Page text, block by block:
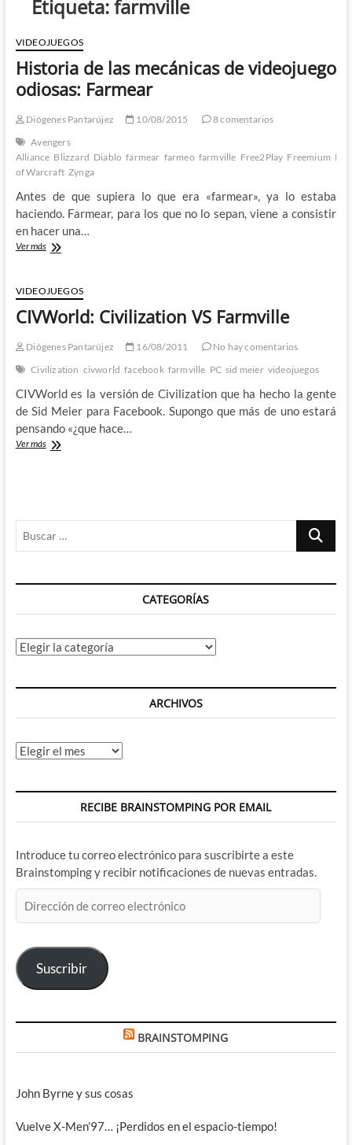
Etiqueta:farmville
VIDEOJUEGOS
Historia de las mecánicas de videojuego
odiosas: Farmear
Diógenes Pantarújez 10/08/2015
8 comentarios
Avengers
Alliance Blizzard Diablo farmear farmeo farmville Free2Play Freemium
of Warcraft Zynga
Antes de que supiera lo que era «farmear», ya lo estaba
haciendo. Farmear, para los que no lo sepan, viene a consistir
en hacer una…
Ver másHistoria
mecánicas
de
videojuego
Farmear
VIDEOJUEGOS
CIVWorld: Civilization VS Farmville
Diógenes Pantarújez 16/08/2011
No hay comentarios
Civilization civworld facebook farmville PC sid meier videojuegos
CIVWorld es la versión de Civilization que ha hecho la gente
de Sid Meier para Facebook. Supongo que más de uno estará
pensando «¿que hace…
Ver másCIVWorld:
Buscar
CATEGORÍAS
Categorías
ARCHIVOS
Archivos
RECIBE BRAINSTOMPING POR EMAIL
Introduce tu correo electrónico para suscribirte a este
Brainstomping y recibir notificaciones de nuevas entradas.
de
electrónico
Suscribir
BRAINSTOMPING
John Byrne y sus cosas
Vuelve X-Men’97… ¡Perdidos en el espacio-tiempo!